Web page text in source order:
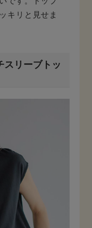
キリと見せま
スリーブトッ